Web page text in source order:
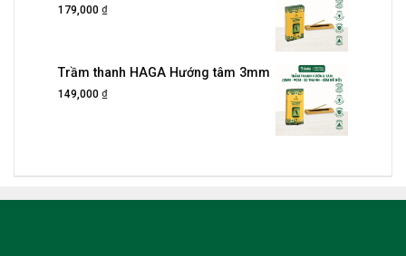
179,000 ₫
Trầm thanh HAGA Hướng tâm 3mm
149,000 ₫